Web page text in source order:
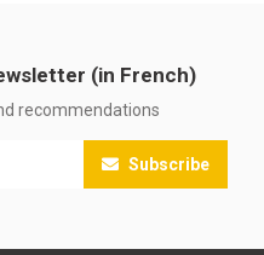
(in French)
recommendations
Subscribe